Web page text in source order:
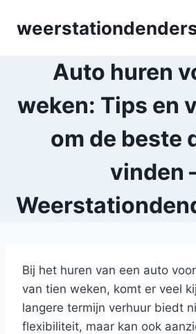
Auto huren
weken: Tips en
om de beste
vinden
Bij het huren van een auto
van tien weken, komt er veel
langere termijn verhuur biedt
flexibiliteit, maar kan ook